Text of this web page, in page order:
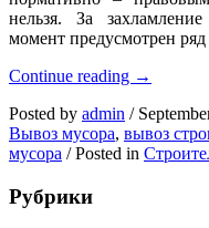
нельзя. За
момент предусмотрен
Continue reading Некоторые
вывоза
мусора
после
→
Posted by admin /
Вывоз мусора, вывоз
мусора / Posted in
Рубрики